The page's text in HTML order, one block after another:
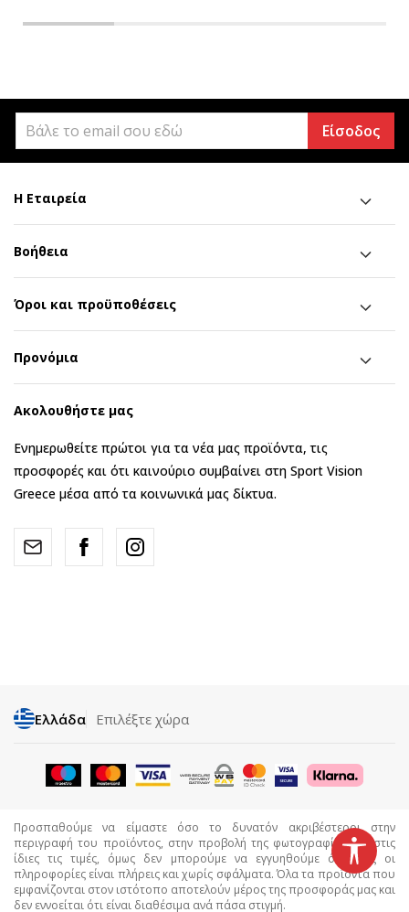
Είσοδος
Η Εταιρεία
Βοήθεια
Όροι και προϋποθέσεις
Προνόμια
Ακολουθήστε μας
Ενημερωθείτε πρώτοι για τα νέα μας προϊόντα, τις
προσφορές και ότι καινούριο συμβαίνει στη Sport Vision
Greece μέσα από τα κοινωνικά μας δίκτυα.
Ελλάδα Επιλέξτε χώρα
Προσπαθούμε να είμαστε όσο το δυνατόν ακριβέστεροι στην
περιγραφή του προϊόντος, στην προβολή της φωτογραφίας και στις
ίδιες τις τιμές, όμως δεν μπορούμε να εγγυηθούμε ότι όλες οι
πληροφορίες είναι πλήρεις και χωρίς σφάλματα. Όλα τα προϊόντα που
εμφανίζονται στον ιστότοπο αποτελούν μέρος της προσφοράς μας και
δεν εννοείται ότι είναι διαθέσιμα ανά πάσα στιγμή.